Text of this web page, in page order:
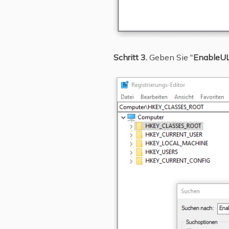
Schritt 3. Geben Sie "